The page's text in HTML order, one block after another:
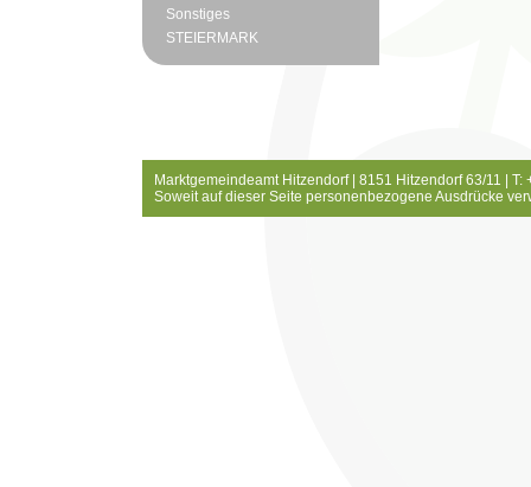
Sonstiges
STEIERMARK
Marktgemeindeamt Hitzendorf | 8151 Hitzendorf 63/11 |
Soweit auf dieser Seite personenbezogene Ausdrücke